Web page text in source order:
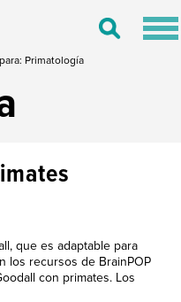
Toggle
Primatología
que es adaptable para
los recursos de BrainPOP
con primates. Los